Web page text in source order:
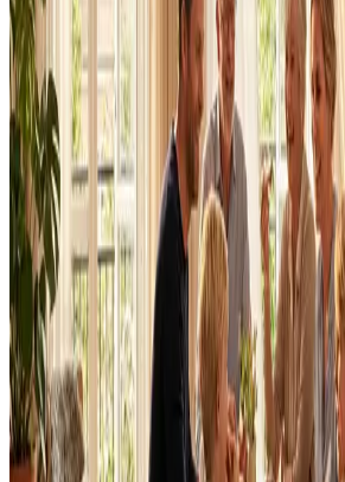
Dimensionering efter BR18 og AT-krav